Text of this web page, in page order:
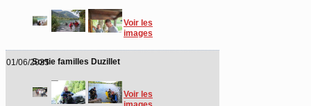
Voir les
images
01/06/2025Sortie familles Duzillet
Voir les